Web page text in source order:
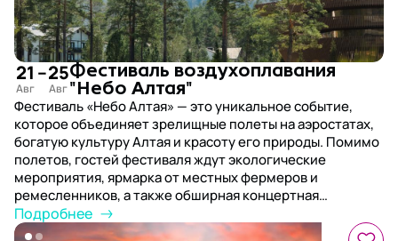
21 –25Фестиваль воздухоплавания
"Небо Алтая"
Фестиваль «Небо Алтая» — это уникальное событие,
которое объединяет зрелищные полеты на аэростатах,
богатую культуру Алтая и красоту его природы. Помимо
полетов, гостей фестиваля ждут экологические
мероприятия, ярмарка от местных фермеров и
ремесленников, а также обширная концертная
программа и эко-акция – лекции экспертов о
переработке отходов и мастер-классы.
Подробнее